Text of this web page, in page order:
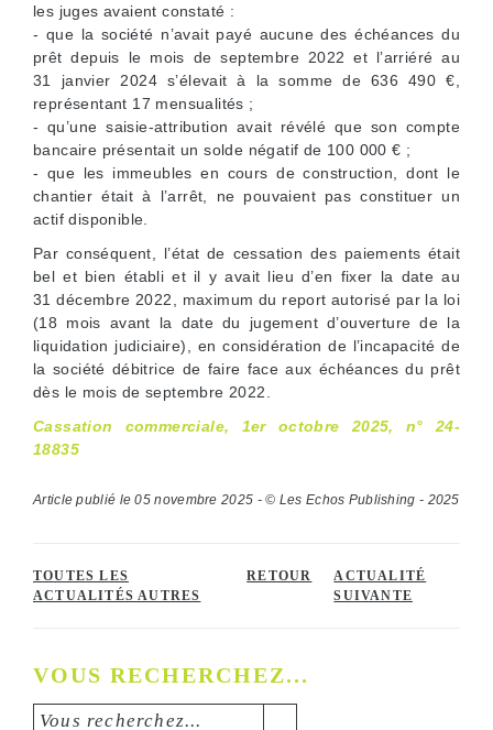
les juges avaient constaté :
- que la société n’avait payé aucune des échéances du
prêt depuis le mois de septembre 2022 et l’arriéré au
31 janvier 2024 s’élevait à la somme de 636 490 €,
représentant 17 mensualités ;
- qu’une saisie-attribution avait révélé que son compte
bancaire présentait un solde négatif de 100 000 € ;
- que les immeubles en cours de construction, dont le
chantier était à l’arrêt, ne pouvaient pas constituer un
actif disponible.
Par conséquent, l’état de cessation des paiements était
bel et bien établi et il y avait lieu d’en fixer la date au
31 décembre 2022, maximum du report autorisé par la loi
(18 mois avant la date du jugement d’ouverture de la
liquidation judiciaire), en considération de l’incapacité de
la société débitrice de faire face aux échéances du prêt
dès le mois de septembre 2022.
Cassation commerciale, 1er octobre 2025, n° 24-
18835
Article publié le 05 novembre 2025 - © Les Echos Publishing - 2025
TOUTES LES
ACTUALITÉS AUTRES
RETOUR
ACTUALITÉ
SUIVANTE
VOUS RECHERCHEZ...
Vous recherchez...